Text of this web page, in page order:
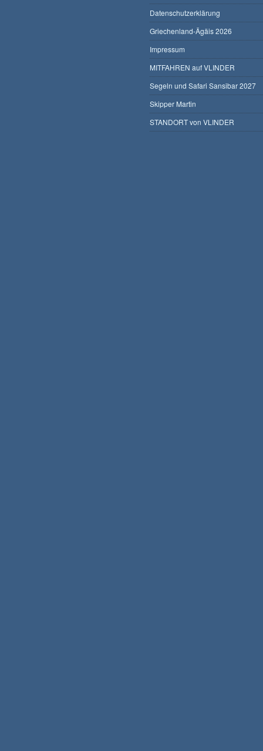
Datenschutzerklärung
Griechenland-Ägäis 2026
Impressum
MITFAHREN auf VLINDER
Segeln und Safari Sansibar 2027
Skipper Martin
STANDORT von VLINDER